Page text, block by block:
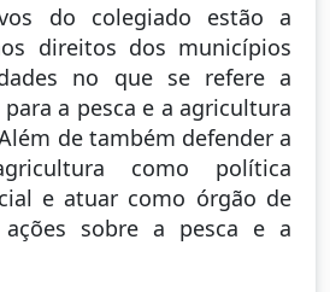
do colegiado estão a
direitos dos municípios
no que se refere a
a pesca e a agricultura
de também defender a
como política
e atuar como órgão de
ações sobre a pesca e a